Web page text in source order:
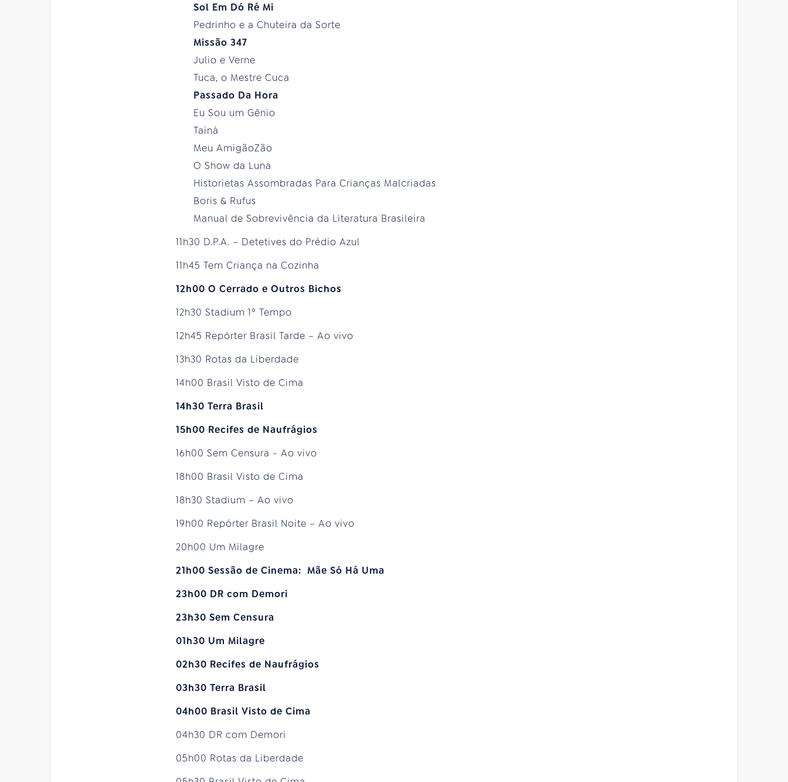
Sol Em Dó Ré Mi
Pedrinho e a Chuteira da Sorte
Missão 347
Julio e Verne
Tuca, o Mestre Cuca
Passado Da Hora
Eu Sou um Gênio
Tainá
Meu AmigãoZão
O Show da Luna
Historietas Assombradas Para Crianças Malcriadas
Boris & Rufus
Manual de Sobrevivência da Literatura Brasileira
11h30 D.P.A. – Detetives do Prédio Azul
11h45 Tem Criança na Cozinha
12h00 O Cerrado e Outros Bichos
12h30 Stadium 1º Tempo
12h45 Repórter Brasil Tarde – Ao vivo
13h30 Rotas da Liberdade
14h00 Brasil Visto de Cima
14h30 Terra Brasil
15h00 Recifes de Naufrágios
16h00 Sem Censura - Ao vivo
18h00 Brasil Visto de Cima
18h30 Stadium – Ao vivo
19h00 Repórter Brasil Noite – Ao vivo
20h00 Um Milagre
21h00 Sessão de Cinema: Mãe Só Há Uma
23h00 DR com Demori
23h30 Sem Censura
01h30 Um Milagre
02h30 Recifes de Naufrágios
03h30 Terra Brasil
04h00 Brasil Visto de Cima
04h30 DR com Demori
05h00 Rotas da Liberdade